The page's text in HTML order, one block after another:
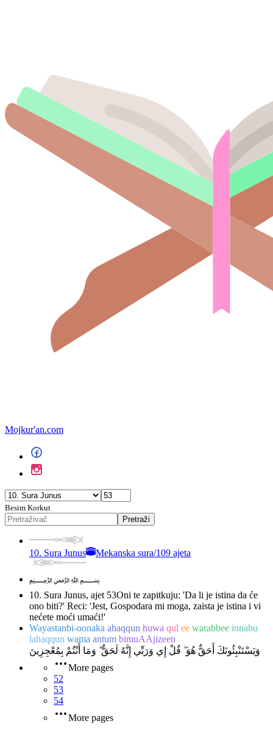
Mojkur'an.com
Besim Korkut
Pretraži
10. Sura Junus Mekanska sura/109 ajeta
﷽
10. Sura Junus, ajet 53Oni te zapitkuju: 'Da li je istina da će
ono biti?' Reci: 'Jest, Gospodara mi moga, zaista je istina i vi
nećete moći umaći!'
Wayastanbi-oonaka ahaqqun huwa qul ee warabbee innahu
lahaqqun wama antum bimuAAjizeen
وَيَسْتَنْبِئُونَكَ أَحَقٌّ هُوَ ۖ قُلْ إِي وَرَبِّي إِنَّهُ لَحَقٌّ ۖ وَمَا أَنْتُمْ بِمُعْجِزِينَ
More pages
52
53
54
More pages